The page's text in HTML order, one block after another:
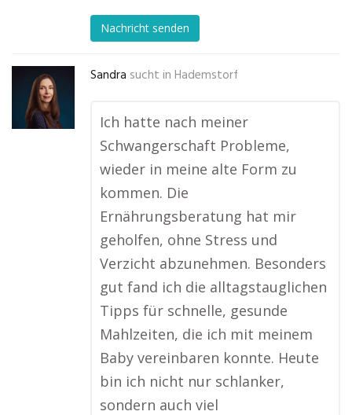
Nachricht senden
Sandra sucht in Hademstorf
Ich hatte nach meiner
Schwangerschaft Probleme,
wieder in meine alte Form zu
kommen. Die
Ernährungsberatung hat mir
geholfen, ohne Stress und
Verzicht abzunehmen. Besonders
gut fand ich die alltagstauglichen
Tipps für schnelle, gesunde
Mahlzeiten, die ich mit meinem
Baby vereinbaren konnte. Heute
bin ich nicht nur schlanker,
sondern auch viel